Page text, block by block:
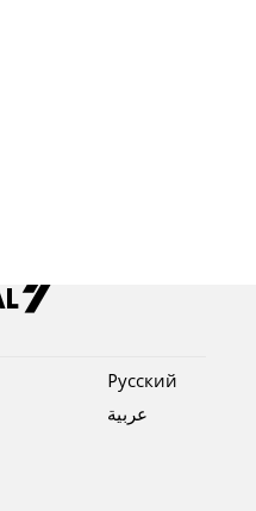
Pусский
عربية